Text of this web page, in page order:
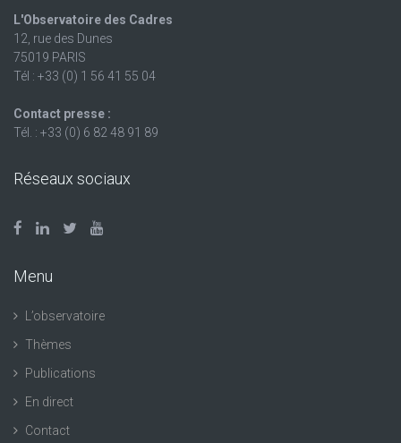
L'Observatoire des Cadres
12, rue des Dunes
75019 PARIS
Tél : +33 (0) 1 56 41 55 04
Contact presse :
Tél. : +33 (0) 6 82 48 91 89
Réseaux sociaux
Menu
L’observatoire
Thèmes
Publications
En direct
Contact